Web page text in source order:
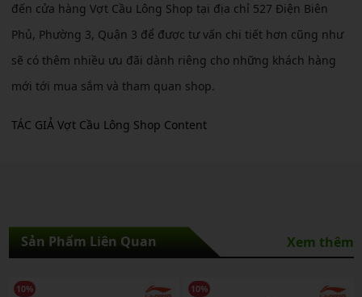
đến cửa hàng Vợt Cầu Lông Shop tại địa chỉ 527 Điện Biên
Phủ, Phường 3, Quận 3 để được tư vấn chi tiết hơn cũng như
sẽ có thêm nhiều ưu đãi dành riêng cho những khách hàng
mới tới mua sắm và tham quan shop.
TÁC GIẢ Vợt Cầu Lông Shop Content
Sản Phẩm Liên Quan Xem thêm
10% 10%